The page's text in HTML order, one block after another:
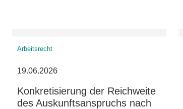
Arbeitsrecht
19.06.2026
Konkretisierung der Reichweite
des Auskunftsanspruchs nach